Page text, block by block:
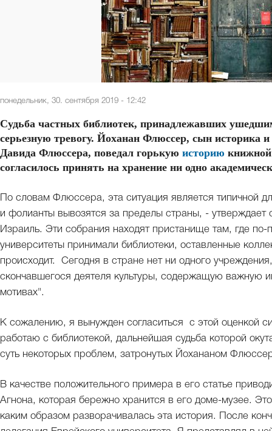
понедельник, 30. сентября 2019 - 12:42
Судьба частных библиотек, принадлежавших
серьезную тревогу. Йоханан Флюссер, сын историка и
Давида Флюссера, поведал горькую историю книжной
согласилось принять на хранение ни одно
По словам Флюссера, эта ситуация является типичной
и фолианты вывозятся за пределы страны, -
Израиль. Эти собрания находят пристанище там, где
университеты принимали библиотеки, оставленные
происходит. Сегодня в стране нет ни одного
скончавшегося деятеля культуры, содержащую важную
мотивах".
К сожалению, я вынужден согласиться с этой оценкой
работаю с библиотекой, дальнейшая судьба которой
суть некоторых проблем, затронутых Йохананом
В качестве положительного примера в его статье
Агнона, которая бережно хранится в его доме-музее.
каким образом разворачивалась эта история. После